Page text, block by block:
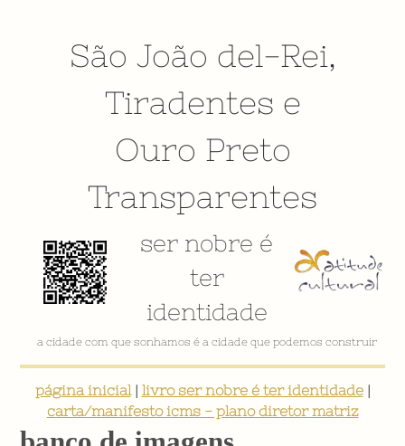
São João del-Rei,
Tiradentes e
Ouro Preto
Transparentes
ser nobre é
ter
identidade
VÍDEO INSTITUCIONAL
página inicial| livro ser nobre é ter identidade|
carta/manifesto icms - plano diretor matriz